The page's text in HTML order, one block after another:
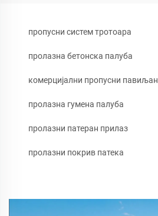
пропусни систем тротоара
пролазна бетонска палуба
комерцијални пропусни павиљан
пролазна гумена палуба
пролазни патеран прилаз
пролазни покрив патека